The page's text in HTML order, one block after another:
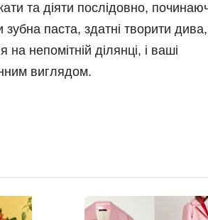
та діяти послідовно,
паста, здатні творити дива,
непомітній ділянці, і ваші
виглядом.